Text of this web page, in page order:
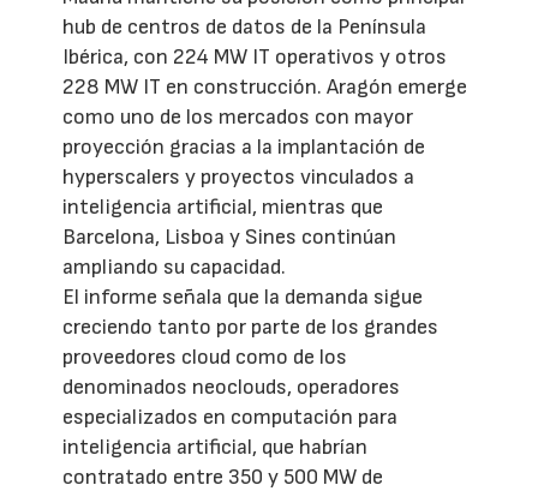
hub de centros de datos de la Península
Ibérica, con 224 MW IT operativos y otros
228 MW IT en construcción. Aragón emerge
como uno de los mercados con mayor
proyección gracias a la implantación de
hyperscalers y proyectos vinculados a
inteligencia artificial, mientras que
Barcelona, Lisboa y Sines continúan
ampliando su capacidad.
El informe señala que la demanda sigue
creciendo tanto por parte de los grandes
proveedores cloud como de los
denominados neoclouds, operadores
especializados en computación para
inteligencia artificial, que habrían
contratado entre 350 y 500 MW de